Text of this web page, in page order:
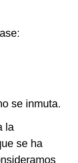
se inmuta.
la
se ha